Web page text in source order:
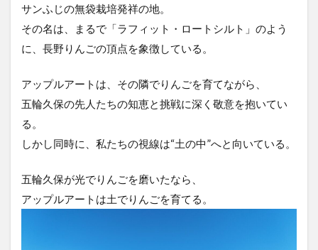
サンふじの無袋栽培発祥の地。
その名は、まるで「ラフィット・ロートシルト」のよう
に、長野りんごの頂点を象徴している。
アップルアートは、その隣でりんごを育てながら、
五輪久保の先人たちの知恵と挑戦に深く敬意を抱いてい
る。
しかし同時に、私たちの視線は“土の中”へと向いている。
五輪久保が光でりんごを磨いたなら、
アップルアートは土でりんごを育てる。